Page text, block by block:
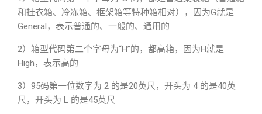
和挂衣箱、冷冻箱、框架箱等特种箱相对），因为G就是
General，表示普通的、一般的、通用的
2）箱型代码第二个字母为“H”的，都高箱，因为H就是
High，表示高的
3）95码第一位数字为 2 的是20英尺，开头为 4 的是40英
尺，开头为 L 的是45英尺